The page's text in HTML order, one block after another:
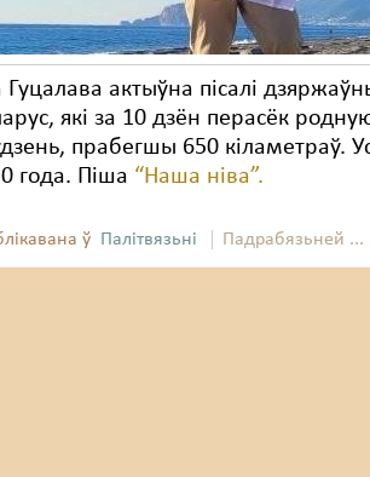
Гуцалава актыўна пісалі
які за 10 дзён перасёк
прабегшы 650 кіламетраў.
года. Піша “Наша ніва”.
ў Палітвязьні Падрабязьней ...